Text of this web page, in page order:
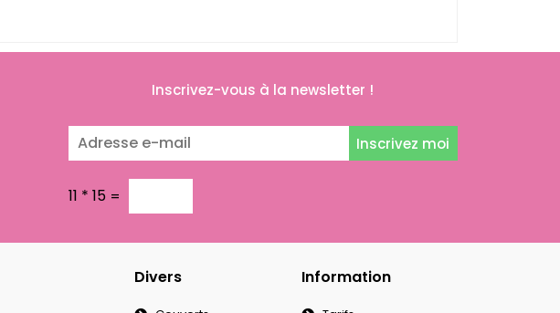
Inscrivez-vous à la newsletter !
11 * 15 =
Inscrivez moi
Divers Information